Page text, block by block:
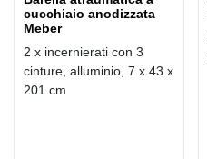
cucchiaio anodizzata
Meber
2 x incernierati con 3
cinture, alluminio, 7 x 43 x
201 cm